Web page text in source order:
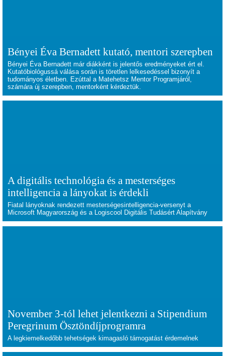
Bényei Éva Bernadett kutató, mentori szerepben
Bényei Éva Bernadett már diákként is jelentős eredményeket ért el.
Kutatóbiológussá válása során is töretlen lelkesedéssel bizonyít a
tudományos életben. Ezúttal a Matehetsz Mentor Programjáról,
számára új szerepben, mentorként kérdeztük.
A digitális technológia és a mesterséges
intelligencia a lányokat is érdekli
Fiatal lányoknak rendezett mesterségesintelligencia-versenyt a
Microsoft Magyarország és a Logiscool Digitális Tudásért Alapítvány
November 3-tól lehet jelentkezni a Stipendium
Peregrinum Ösztöndíjprogramra
A legkiemelkedőbb tehetségek kimagasló támogatást érdemelnek